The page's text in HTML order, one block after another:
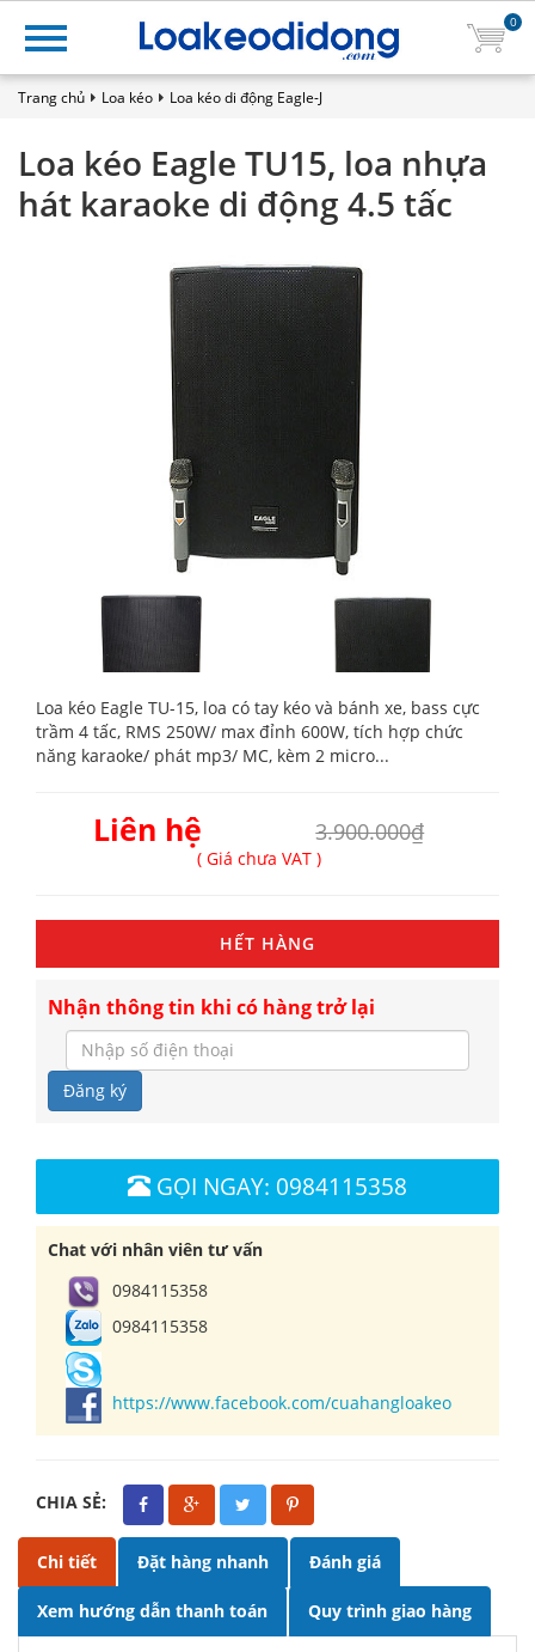
0
Trang chủ Loa kéo Loa kéo di động Eagle-J
Loa kéo Eagle TU15, loa nhựa
hát karaoke di động 4.5 tấc
Loa kéo Eagle TU-15, loa có tay kéo và bánh xe, bass cực
trầm 4 tấc, RMS 250W/ max đỉnh 600W, tích hợp chức
năng karaoke/ phát mp3/ MC, kèm 2 micro...
Liên hệ 3.900.000₫
( Giá chưa VAT )
HẾT HÀNG
Nhận thông tin khi có hàng trở lại
Đăng ký
GỌI NGAY: 0984115358
Chat với nhân viên tư vấn
0984115358
0984115358
https://www.facebook.com/cuahangloakeo
CHIA SẺ:
Chi tiết Đặt hàng nhanh Đánh giá
Xem hướng dẫn thanh toán Quy trình giao hàng